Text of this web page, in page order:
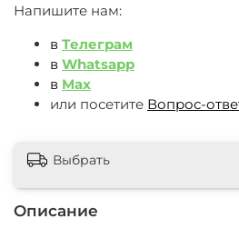
Напишите нам:
в Телеграм
в Whatsapp
в Max
или посетите Вопрос-
Описание
Выбрать